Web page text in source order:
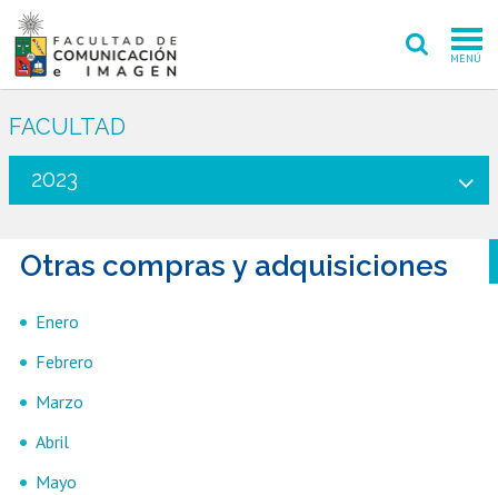
MENÚ
INVESTIGACIÓN CREACIÓN
FACULTAD
2023
Otras compras y adquisiciones
Enero
Febrero
Marzo
Abril
Mayo